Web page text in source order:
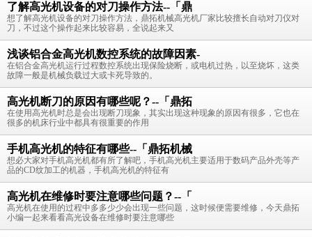
了解高光机设备的对刀操作方法--「鼎
想了解高光机设备的对刀操作方法，鼎拓机械高光机厂家比较擅长自动对刀仪对
刀，不过这个操作起来比较容易，全说起来又
浅谈铝合金高光机数控系统的故障因素-
在铝合金高光机运行过程数控系统出现保险烧断，或电机过热，以至烧坏，这类
故障一般是机械负载过大或卡死导致的。
高光机断刀的原因有哪些呢？--「鼎拓
在使用高光机时总是会出现断刀现象，其实出现这种现象的原因有很多，它也在
很多的机床行业中都具有很重要的作用
手机高光机的特征有哪些--「鼎拓机械
想必大家对手机高光机都有所了解吧，手机高光机主要适用于数码产品外壳等产
品的CD纹加工的机器，手机高光机的特征有
高光机在维修时要注意哪些问题？--「
高光机在使用的过程中多多少少会出现一些问题，这时候便需要维修，今天鼎拓
小编一起来看看高光设备在维修时要注意哪些